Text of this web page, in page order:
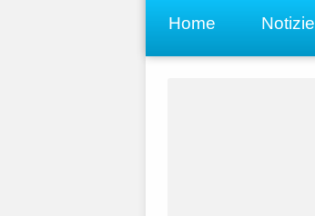
Home Notizie